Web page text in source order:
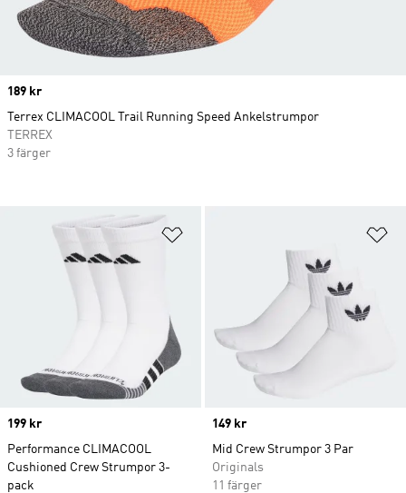
Price
199 kr
Performance CLIMACOOL
Cushioned Crew Strumpor 3-
pack
Price
149 kr
Mid Crew Strumpor 3 Par
Originals
11 färger
Price
189 kr
Terrex CLIMACOOL Trail Running Speed Ankelstrumpor
TERREX
3 färger